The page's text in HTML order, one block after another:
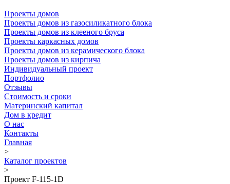
Проекты домов
Проекты домов из газосиликатного блока
Проекты домов из клееного бруса
Проекты каркасных домов
Проекты домов из керамического блока
Проекты домов из кирпича
Индивидуальный проект
Портфолио
Отзывы
Стоимость и сроки
Материнский капитал
Дом в кредит
О нас
Контакты
Главная
>
Каталог проектов
>
Проект F-115-1D